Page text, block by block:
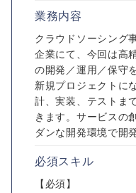
業務内容
クラウドソーシング
企業にて、今回は高
の開発／運用／保守
新規プロジェクトに
計、実装、テストま
きます。サービスの
ダンな開発環境で開
必須スキル
【必須】